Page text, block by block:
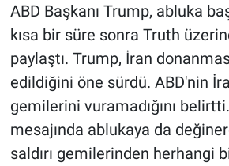
ABD Başkanı Trump, abluka
kısa bir süre sonra Truth
paylaştı. Trump, İran
edildiğini öne sürdü. ABD'nin
gemilerini vuramadığını
mesajında ablukaya da
saldırı gemilerinden herhangi